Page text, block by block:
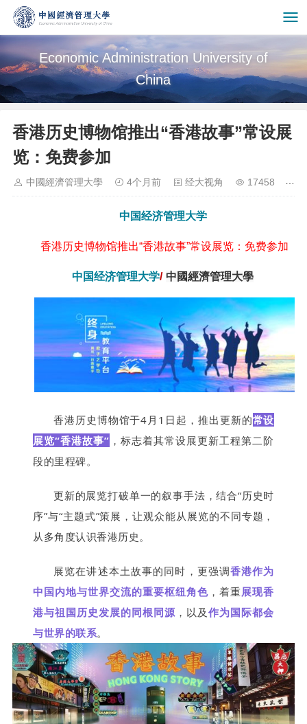
Economic Administration University of
China
香港历史博物馆推出“香港故事”常设展
览：免费参加
中國經濟管理大學 4个月前 经大视角 17458
中国经济管理大学
香港历史博物馆推出“香港故事”常设展览：免费参加
中国经济管理大学/ 中國經濟管理大學
香港历史博物馆于4月1日起，推出更新的常设
展览“香港故事” ，标志着其常设展更新工程第二阶
段的里程碑。
更新的展览打破单一的叙事手法，结合“历史时
序”与“主题式”策展，让观众能从展览的不同专题，
从多角度认识香港历史。
展览在讲述本土故事的同时，更强调香港作为
中国内地与世界交流的重要枢纽角色 ，着重展现香
港与祖国历史发展的同根同源 ，以及作为国际都会
与世界的联系。